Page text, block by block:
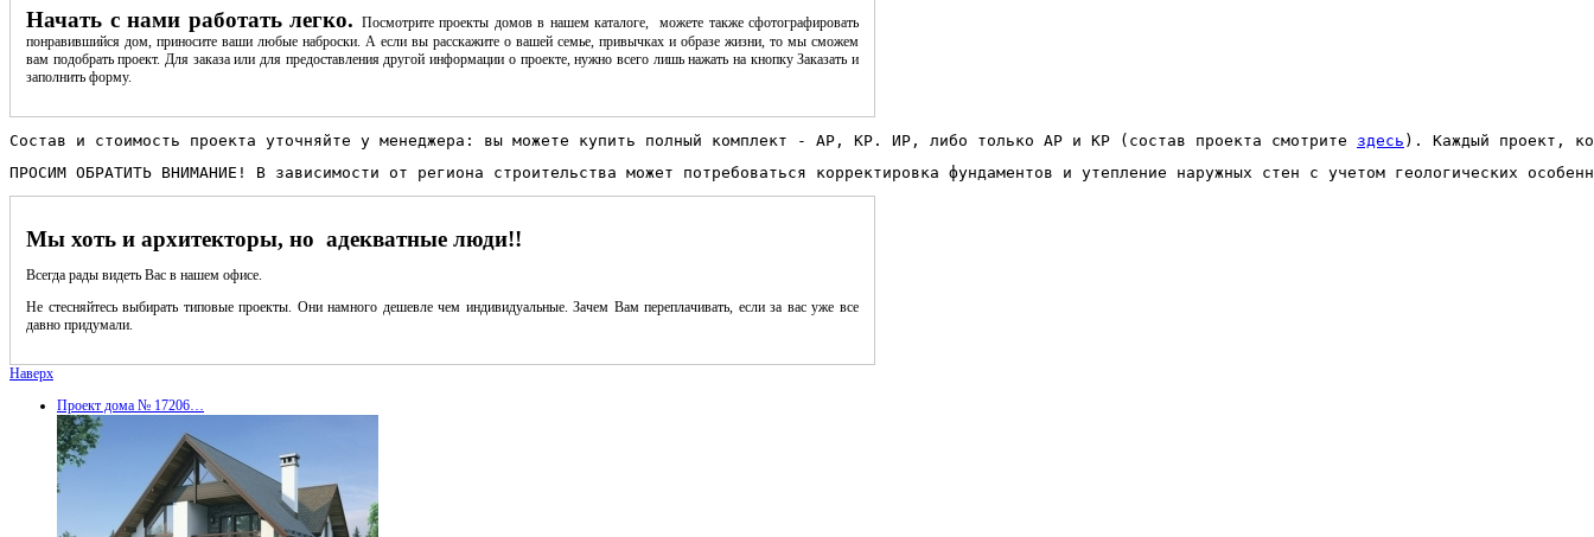
Начать с нами работать легко. Посмотрите проекты домов в нашем каталоге, можете также сфотографировать
понравившийся дом, приносите ваши любые наброски. А если вы расскажите о вашей семье, привычках и образе жизни, то мы сможем
вам подобрать проект. Для заказа или для предоставления другой информации о проекте, нужно всего лишь нажать на кнопку Заказать и
заполнить форму.
Состав и стоимость проекта уточняйте у менеджера: вы можете купить полный комплект - АР, КР. ИР, либо только АР и КР (состав проекта смотрите здесь ). Каждый проект,
ПРОСИМ ОБРАТИТЬ ВНИМАНИЕ! В зависимости от региона строительства может потребоваться корректировка фундаментов и утепление наружных стен с учетом геологических
Мы хоть и архитекторы, но адекватные люди!!
Всегда рады видеть Вас в нашем офисе.
Не стесняйтесь выбирать типовые проекты. Они намного дешевле чем индивидуальные. Зачем Вам переплачивать, если за вас уже все
давно придумали.
Наверх
Проект дома № 17206…